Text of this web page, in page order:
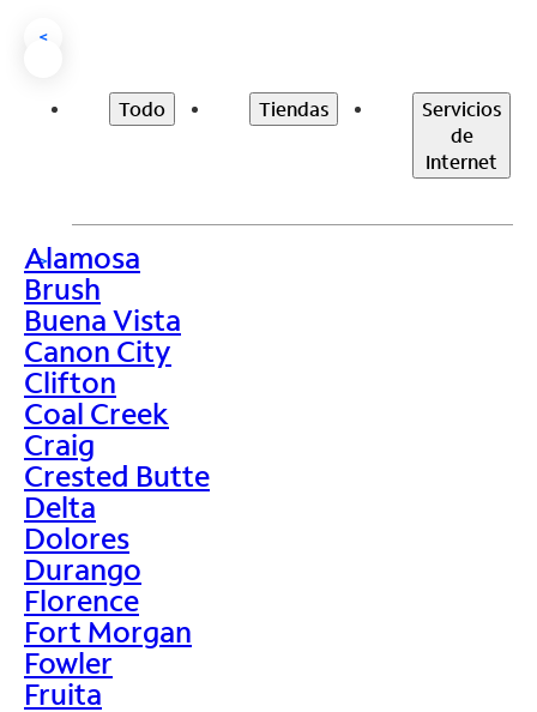
<
Todo Tiendas
Servicios
de
Internet
>
Alamosa
Brush
Buena Vista
Canon City
Clifton
Coal Creek
Craig
Crested Butte
Delta
Dolores
Durango
Florence
Fort Morgan
Fowler
Fruita